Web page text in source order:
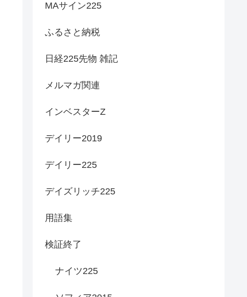
MAサイン225
ふるさと納税
日経225先物 雑記
メルマガ関連
インベスターZ
デイリー2019
デイリー225
デイズリッチ225
用語集
検証終了
ナイツ225